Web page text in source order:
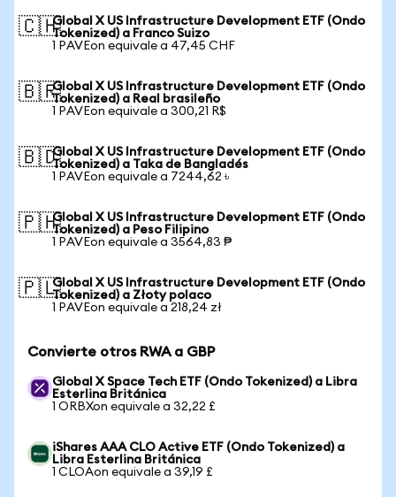
🇨🇭Global X US Infrastructure Development ETF (Ondo
Tokenized) a Franco Suizo
1 PAVEon equivale a 47,45 CHF
🇧🇷Global X US Infrastructure Development ETF (Ondo
Tokenized) a Real brasileño
1 PAVEon equivale a 300,21 R$
🇧🇩Global X US Infrastructure Development ETF (Ondo
Tokenized) a Taka de Bangladés
1 PAVEon equivale a 7244,62 ৳
🇵🇭Global X US Infrastructure Development ETF (Ondo
Tokenized) a Peso Filipino
1 PAVEon equivale a 3564,83 ₱
🇵🇱Global X US Infrastructure Development ETF (Ondo
Tokenized) a Złoty polaco
1 PAVEon equivale a 218,24 zł
Convierte otros RWA a GBP
Global X Space Tech ETF (Ondo Tokenized) a Libra
Esterlina Británica
1 ORBXon equivale a 32,22 £
iShares AAA CLO Active ETF (Ondo Tokenized) a
Libra Esterlina Británica
1 CLOAon equivale a 39,19 £